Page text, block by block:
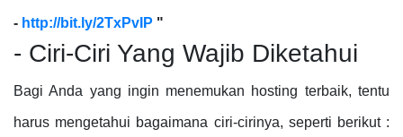
- http://bit.ly/2TxPvIP "
- Ciri-Ciri Yang Wajib Diketahui
Bagi Anda yang ingin menemukan hosting terbaik, tentu
harus mengetahui bagaimana ciri-cirinya, seperti berikut :